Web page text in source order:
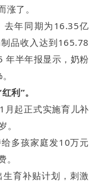
了。
去年同期为16.35亿
品收入达到165.78
年半年报显示，奶粉
利”。
月起正式实施育儿补
多孩家庭发10万元
育补贴计划，刺激